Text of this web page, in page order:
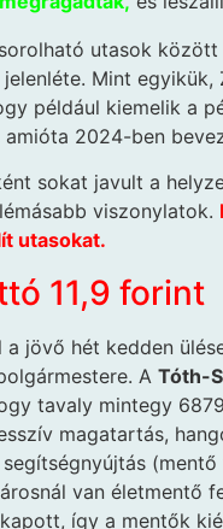
utasok
Mint
például kiemelik a
2024-ben
sokat javult a
viszonylatok.
utasokat.
11,9 forint
jövő hét kedden
A Tóth-
tavaly mintegy
magatartás,
van életmentő
így a mentők